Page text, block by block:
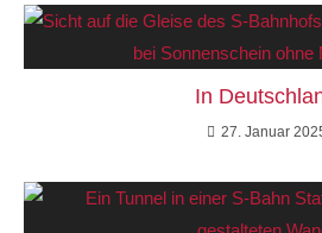
In
27. Januar